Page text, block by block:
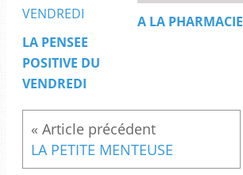
LA PENSEE
POSITIVE DU
VENDREDI
A LA PHARMACIE
LA PETITE MENTEUSE